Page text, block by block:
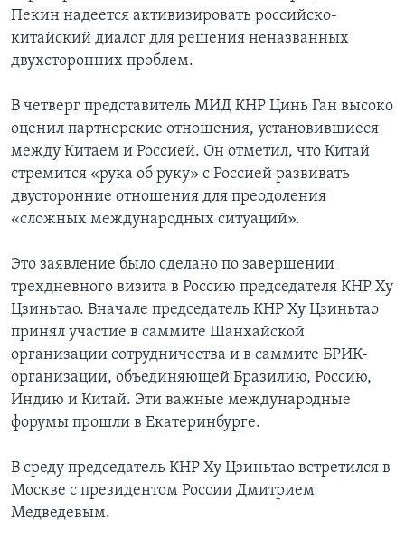
ДЕТАЛИ
НЬЮ-ЙОРК NEW YORK
АМЕРИКАНСКИЕ ГОРОДКИ
ТЕСТЫ
УЧИМ АНГЛИЙСКИЙ
ВИДЕО
Learning English
СОЦИАЛЬНЫЕ СЕТИ
Языки
Пекин надеется активизировать российско-
китайский диалог для решения неназванных
двухсторонних проблем.
В четверг представитель МИД КНР Цинь Ган высоко
оценил партнерские отношения, установившиеся
между Китаем и Россией. Он отметил, что Китай
стремится «рука об руку» с Россией развивать
двусторонние отношения для преодоления
«сложных международных ситуаций».
Это заявление было сделано по завершении
трехдневного визита в Россию председателя КНР Ху
Цзиньтао. Вначале председатель КНР Ху Цзиньтао
принял участие в саммите Шанхайской
организации сотрудничества и в саммите БРИК-
организации, объединяющей Бразилию, Россию,
Индию и Китай. Эти важные международные
форумы прошли в Екатеринбурге.
В среду председатель КНР Ху Цзиньтао встретился в
Москве с президентом России Дмитрием
Медведевым.